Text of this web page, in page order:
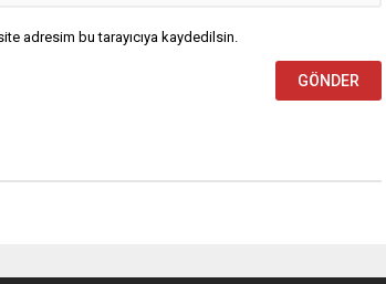
adresim bu tarayıcıya kaydedilsin.